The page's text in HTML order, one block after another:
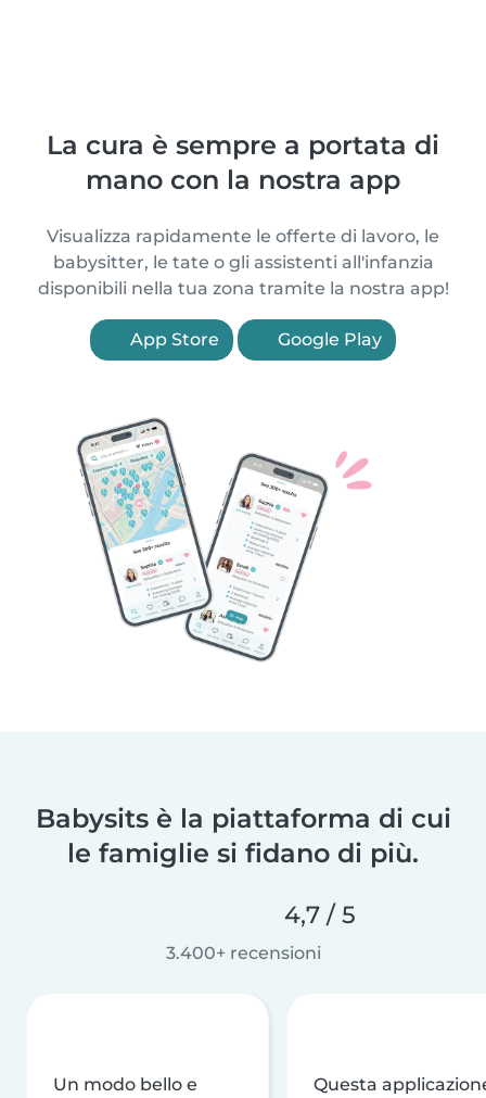
La cura è sempre a portata di
mano con la nostra app
Visualizza rapidamente le offerte di lavoro, le
babysitter, le tate o gli assistenti all'infanzia
disponibili nella tua zona tramite la nostra app!
App Store Google Play
Babysits è la piattaforma di cui
le famiglie si fidano di più.
4,7 / 5
3.400+ recensioni
Un modo bello e
Questa